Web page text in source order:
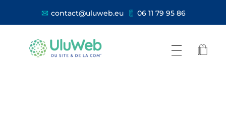
contact@uluweb.eu 06 11 79 95 86